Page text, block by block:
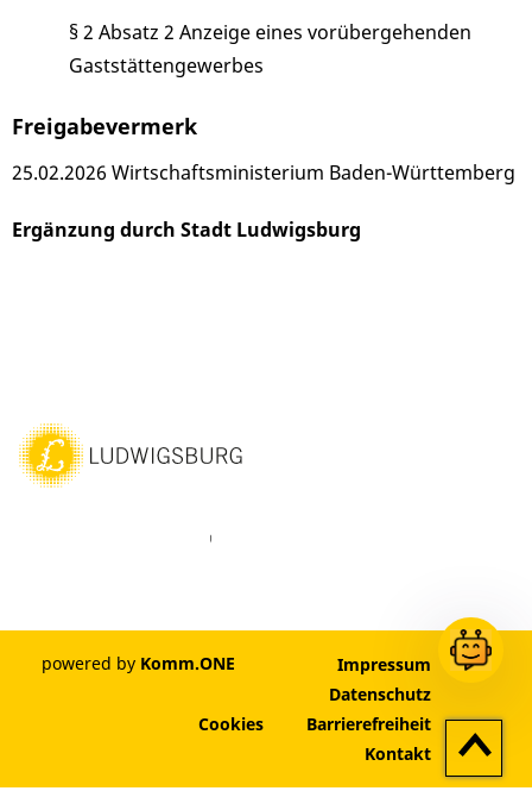
§ 2 Absatz 2 Anzeige eines vorübergehenden
Gaststättengewerbes
Freigabevermerk
25.02.2026 Wirtschaftsministerium Baden-Württemberg
Ergänzung durch Stadt Ludwigsburg
LinkedIn
powered by Komm.ONE
Impressum
Datenschutz
Cookies
Barrierefreiheit
Kontakt
Zum